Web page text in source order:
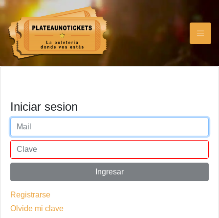
Iniciar sesion
Ingresar
Registrarse
Olvide mi clave